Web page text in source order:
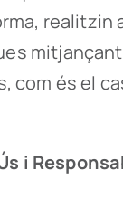
com és el
i